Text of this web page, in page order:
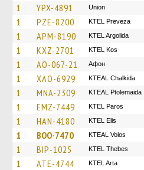
1 YPX-4891 Union
1 PZE-8200 KTEL Preveza
1 APM-8190 KTEL Argolida
1 KXZ-2701 KTEL Kos
1 AO-067-21 Афон
1 XAO-6929 KTEAL Chalkida
1 MNA-2309 KTEAL Ptolemaida
1 EMZ-7449 KTEL Paros
1 HAN-4180 KTEL Elis
1 BOO-7470 KTEAL Volos
1 BIP-1025 KTEL Thebes
1 ATE-4744 KTEL Arta